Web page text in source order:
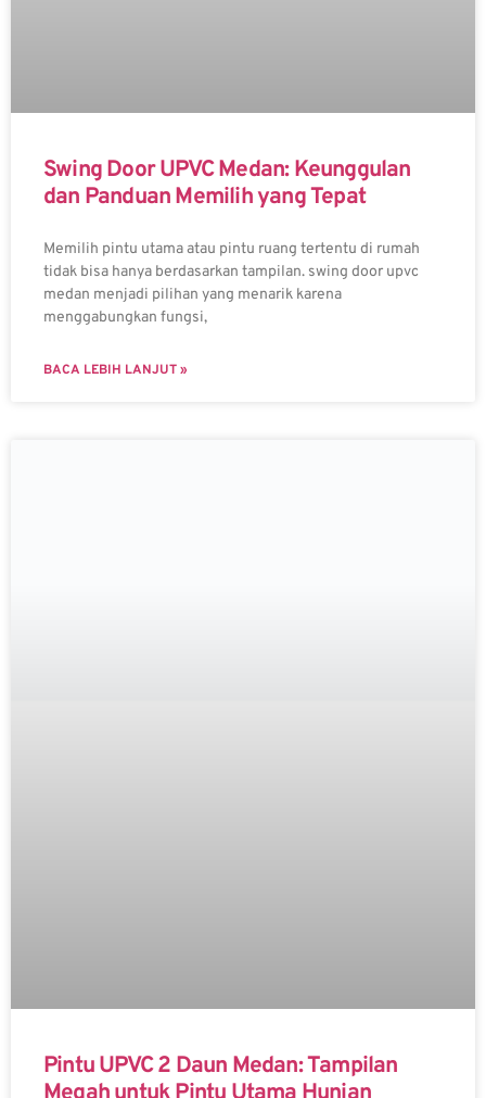
Swing Door UPVC Medan: Keunggulan
dan Panduan Memilih yang Tepat
Memilih pintu utama atau pintu ruang tertentu di rumah
tidak bisa hanya berdasarkan tampilan. swing door upvc
medan menjadi pilihan yang menarik karena
menggabungkan fungsi,
BACA LEBIH LANJUT »
Pintu UPVC 2 Daun Medan: Tampilan